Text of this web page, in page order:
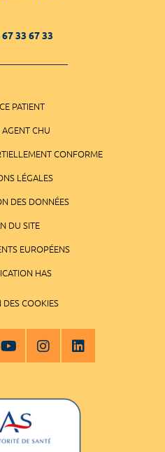
67 33 67 33
PATIENT
AGENT CHU
CONFORME
LÉGALES
DES DONNÉES
DU SITE
EUROPÉENS
HAS
DES COOKIES